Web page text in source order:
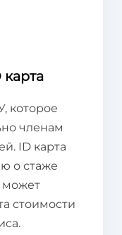
карта
которое
членам
ID карта
о стаже
может
стоимости